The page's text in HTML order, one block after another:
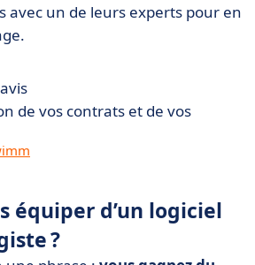
avec un de leurs experts pour en
de vos contrats et de vos
équiper d’un logiciel
?